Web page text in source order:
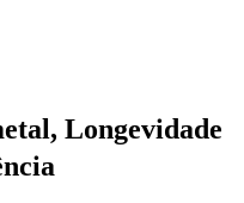
Longevidade